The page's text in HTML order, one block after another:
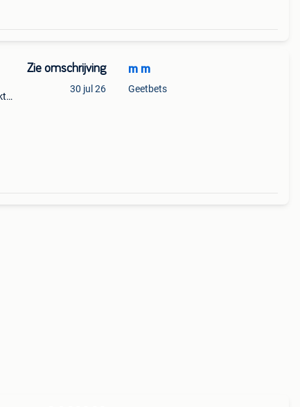
Zie omschrijving
30 jul 26
m m
Geetbets